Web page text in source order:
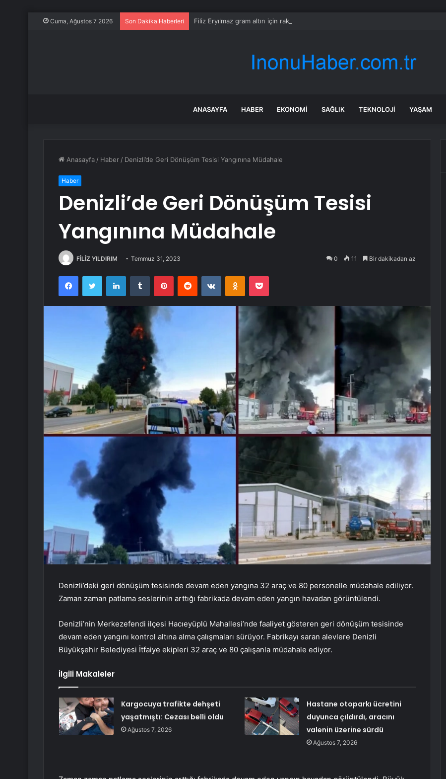
Cuma, Ağustos 7 2026 Son Dakika Haberleri Filiz Eryılmaz gram altın için rakam verdi: Yarın akşama işaret etti
ANASAYFA HABER EKONOMI SAĞLIK TEKNOLOJI YAŞAM
Anasayfa / Haber / Denizli’de Geri Dönüşüm Tesisi Yangınına Müdahale
Haber
Denizli’de Geri Dönüşüm Tesisi
Yangınına Müdahale
FİLİZ YILDIRIM Temmuz 31, 2023 0 11 Bir dakikadan az
FacebookTwitter LinkedInTumblr PinterestReddit VKontakteOdnoklassniki
Pocket
Denizli’deki geri dönüşüm tesisinde devam eden yangına 32 araç ve 80 personelle müdahale ediliyor.
Zaman zaman patlama seslerinin arttığı fabrikada devam eden yangın havadan görüntülendi.
Denizli’nin Merkezefendi ilçesi Hacıeyüplü Mahallesi’nde faaliyet gösteren geri dönüşüm tesisinde
devam eden yangını kontrol altına alma çalışmaları sürüyor. Fabrikayı saran alevlere Denizli
Büyükşehir Belediyesi İtfaiye ekipleri 32 araç ve 80 çalışanla müdahale ediyor.
İlgili Makaleler
Kargocuya trafikte dehşeti
yaşatmıştı: Cezası belli oldu
Ağustos 7, 2026
Hastane otoparkı ücretini
duyunca çıldırdı, aracını
valenin üzerine sürdü
Ağustos 7, 2026